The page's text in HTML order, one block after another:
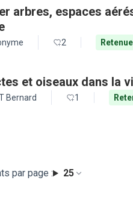
arbres, espaces
2 Retenue
et oiseaux dans la
Bernard 1
par page : 25